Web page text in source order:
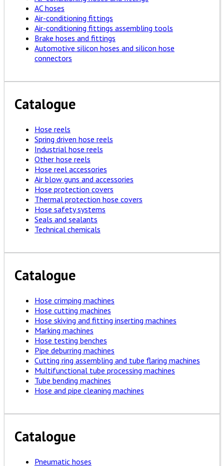
AC hoses
Air-conditioning fittings
Air-conditioning fittings assembling tools
Brake hoses and fittings
Automotive silicon hoses and silicon hose
connectors
Catalogue
Hose reels
Spring driven hose reels
Industrial hose reels
Other hose reels
Hose reel accessories
Air blow guns and accessories
Hose protection covers
Thermal protection hose covers
Hose safety systems
Seals and sealants
Technical chemicals
Catalogue
Hose crimping machines
Hose cutting machines
Hose skiving and fitting inserting machines
Marking machines
Hose testing benches
Pipe deburring machines
Cutting ring assembling and tube flaring machines
Multifunctional tube processing machines
Tube bending machines
Hose and pipe cleaning machines
Catalogue
Pneumatic hoses